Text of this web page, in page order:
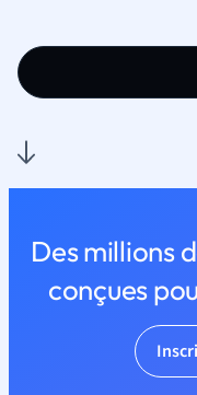
Des millions
conçues